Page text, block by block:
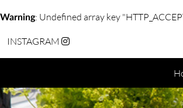
Warning: Undefined array key
INSTAGRAM